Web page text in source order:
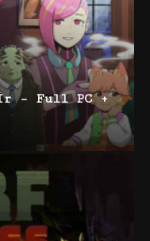
– Full PC +